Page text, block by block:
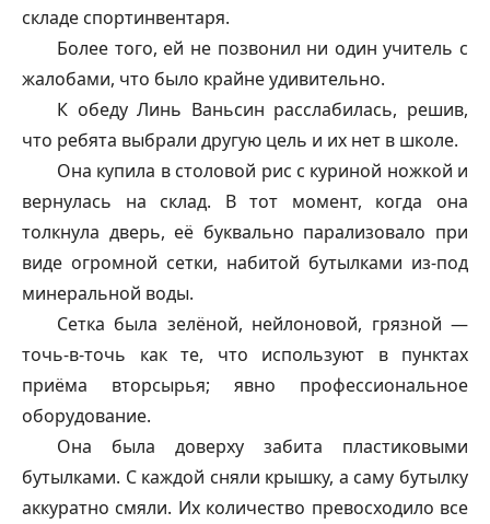
складе спортинвентаря.
Более того, ей не позвонил ни один учитель с
жалобами, что было крайне удивительно.
К обеду Линь Ваньсин расслабилась, решив,
что ребята выбрали другую цель и их нет в школе.
Она купила в столовой рис с куриной ножкой и
вернулась на склад. В тот момент, когда она
толкнула дверь, её буквально парализовало при
виде огромной сетки, набитой бутылками из-под
минеральной воды.
Сетка была зелёной, нейлоновой, грязной —
точь-в-точь как те, что используют в пунктах
приёма вторсырья; явно профессиональное
оборудование.
Она была доверху забита пластиковыми
бутылками. С каждой сняли крышку, а саму бутылку
аккуратно смяли. Их количество превосходило все